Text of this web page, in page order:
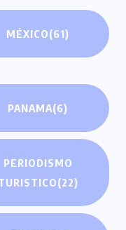
MÉXICO(61)
PANAMA(6)
PERIODISMO
(22)